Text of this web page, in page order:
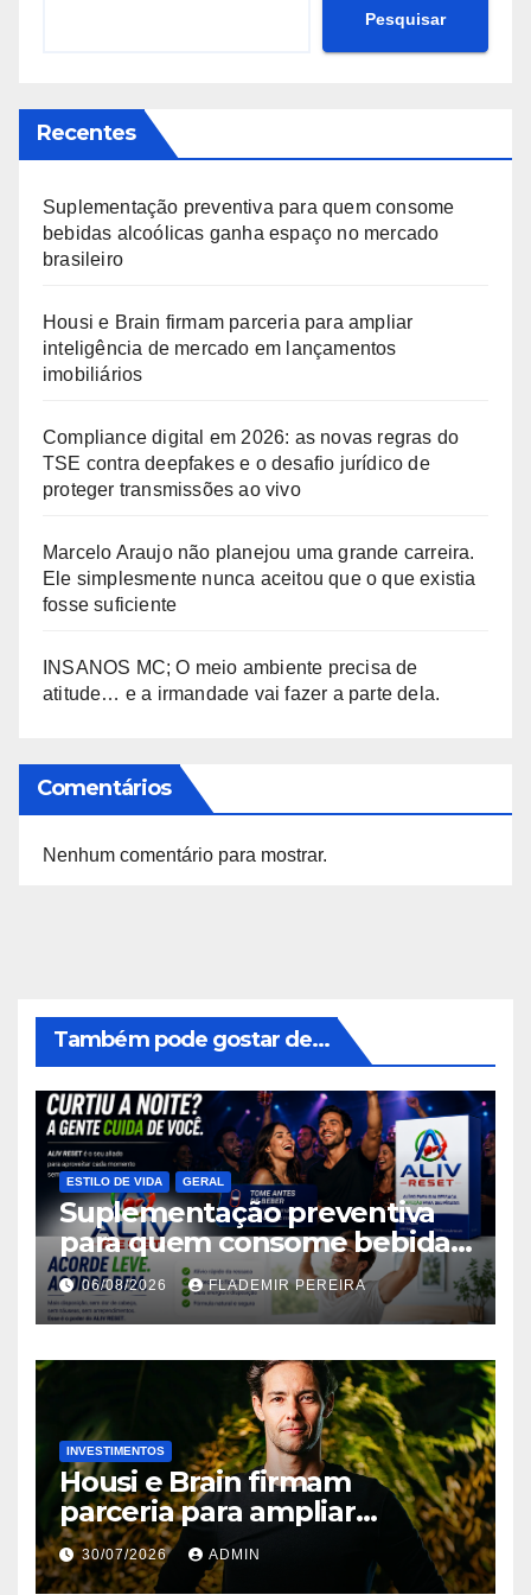
Pesquisar
Recentes
Suplementação preventiva para quem consome
bebidas alcoólicas ganha espaço no mercado
brasileiro
Housi e Brain firmam parceria para ampliar
inteligência de mercado em lançamentos
imobiliários
Compliance digital em 2026: as novas regras do
TSE contra deepfakes e o desafio jurídico de
proteger transmissões ao vivo
Marcelo Araujo não planejou uma grande carreira.
Ele simplesmente nunca aceitou que o que existia
fosse suficiente
INSANOS MC; O meio ambiente precisa de
atitude… e a irmandade vai fazer a parte dela.
Comentários
Nenhum comentário para mostrar.
Também pode gostar de...
ESTILO DE VIDA GERAL
Suplementação preventiva
para quem consome bebidas
alcoólicas ganha espaço no
mercado brasileiro
06/08/2026 FLADEMIR PEREIRA
INVESTIMENTOS
Housi e Brain firmam
parceria para ampliar
inteligência de mercado em
lançamentos imobiliários
30/07/2026 ADMIN